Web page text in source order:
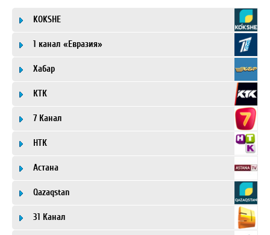
KOKSHE
1 канал «Евразия»
Хабар
КТК
7 Канал
НТК
Астана
Qazaqstan
31 Канал